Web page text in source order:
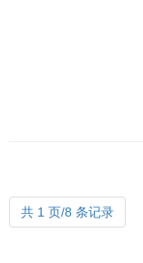
共 1 页/8 条记录